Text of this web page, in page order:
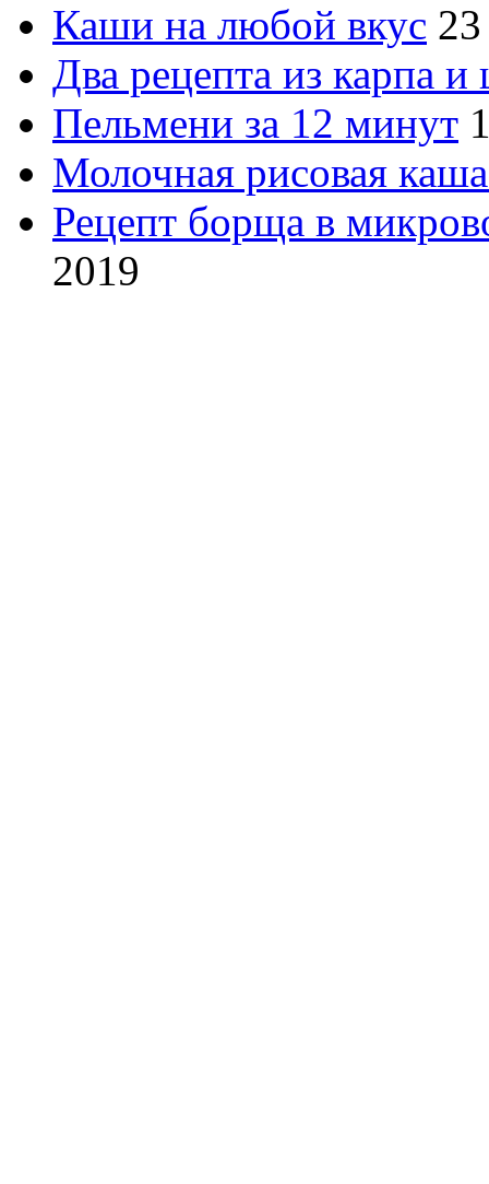
Каши на любой вкус
Два рецепта из карпа
Пельмени за 12 минут
Молочная рисовая
Рецепт борща в
2019